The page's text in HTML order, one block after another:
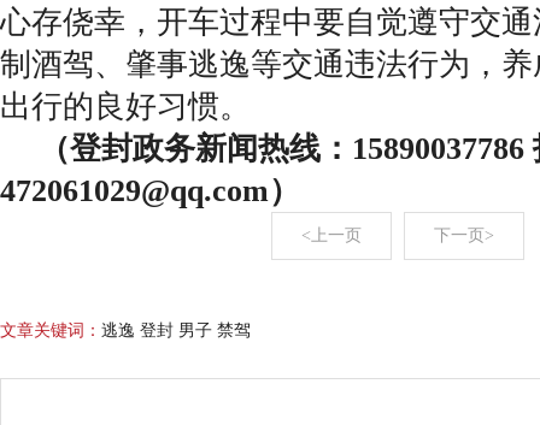
心存侥幸，开车过程中要自觉遵守交
制酒驾、肇事逃逸等交通违法行为，
出行的良好习惯。
（登封政务新闻热线：
472061029@qq.com）
<上一页 下一页>
文章关键词： 逃逸 登封 男子 禁驾